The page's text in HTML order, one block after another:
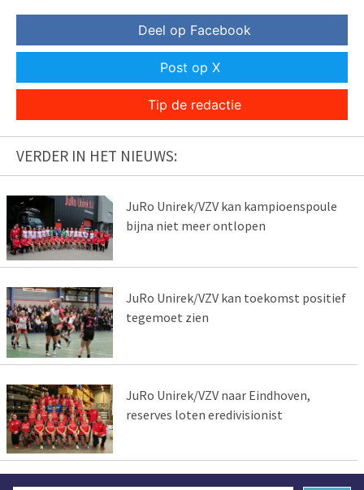
Deel op Facebook
Post op X
Tip de redactie
VERDER IN HET NIEUWS:
JuRo Unirek/VZV kan kampioenspoule
bijna niet meer ontlopen
JuRo Unirek/VZV kan toekomst positief
tegemoet zien
JuRo Unirek/VZV naar Eindhoven,
reserves loten eredivisionist